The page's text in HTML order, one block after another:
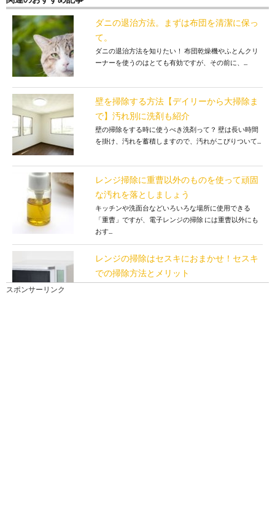
ダニの退治方法。まずは布団を清潔に保っ
て。
ダニの退治方法を知りたい！ 布団乾燥機やふとんクリ
ーナーを使うのはとても有効ですが、その前に、...
壁を掃除する方法【デイリーから大掃除ま
で】汚れ別に洗剤も紹介
壁の掃除をする時に使うべき洗剤って？ 壁は長い時間
を掛け、汚れを蓄積しますので、汚れがこびりついて...
レンジ掃除に重曹以外のものを使って頑固
な汚れを落としましょう
キッチンや洗面台などいろいろな場所に使用できる
「重曹」ですが、電子レンジの掃除 には重曹以外にも
おす...
レンジの掃除はセスキにおまかせ！セスキ
での掃除方法とメリット
スポンサーリンク